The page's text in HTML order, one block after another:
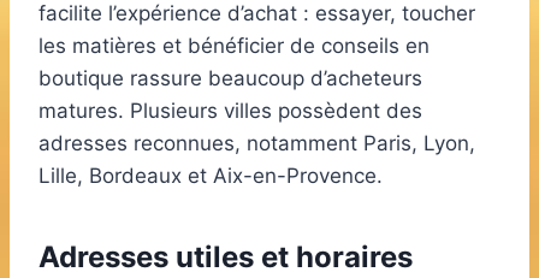
facilite l’expérience d’achat : essayer, toucher
les matières et bénéficier de conseils en
boutique rassure beaucoup d’acheteurs
matures. Plusieurs villes possèdent des
adresses reconnues, notamment Paris, Lyon,
Lille, Bordeaux et Aix-en-Provence.
Adresses utiles et horaires